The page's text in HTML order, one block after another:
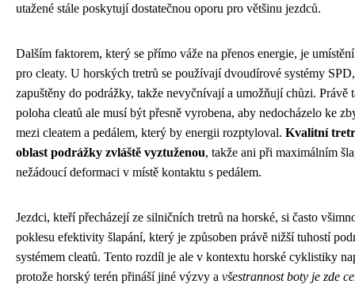
utažené stále poskytují dostatečnou oporu pro většinu jezdců.
Dalším faktorem, který se přímo váže na přenos energie, je
pro cleaty. U horských tretrů se používají dvoudírové systémy
zapuštěny do podrážky, takže nevyčnívají a umožňují chůzi. Právě
poloha cleatů ale musí být přesně vyrobena, aby nedocházelo ke
mezi cleatem a pedálem, který by energii rozptyloval. Kvalitní
oblast podrážky zvláště vyztuženou, takže ani při maximálním
nežádoucí deformaci v místě kontaktu s pedálem.
Jezdci, kteří přecházejí ze silničních tretrů na horské, si často
poklesu efektivity šlapání, který je způsoben právě nižší tuhostí
systémem cleatů. Tento rozdíl je ale v kontextu horské cyklistiky
protože horský terén přináší jiné výzvy a všestrannost boty je zde